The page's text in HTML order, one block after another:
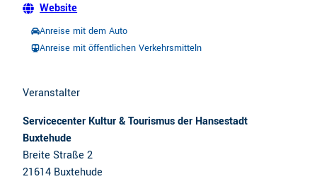
Website
Anreise mit dem Auto
Anreise mit öffentlichen Verkehrsmitteln
Veranstalter
Servicecenter Kultur & Tourismus der Hansestadt
Buxtehude
Breite Straße 2
21614 Buxtehude